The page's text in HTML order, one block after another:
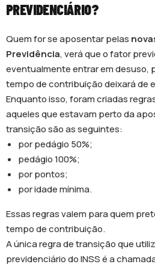
PREVIDENCIÁRIO?
Quem for se aposentar pelas
Previdência, verá que o fator
eventualmente entrar em desuso,
tempo de contribuição deixará de
Enquanto isso, foram criadas
aqueles que estavam perto da
transição são as seguintes:
por pedágio 50%;
pedágio 100%;
por pontos;
por idade mínima.
Essas regras valem para quem
tempo de contribuição.
A única regra de transição que
previdenciário do INSS é a